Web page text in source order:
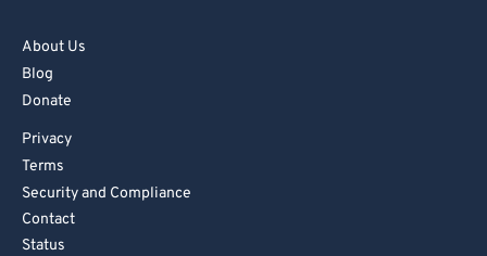
About Us
Blog
Donate
Privacy
Terms
Security and Compliance
Contact
Status